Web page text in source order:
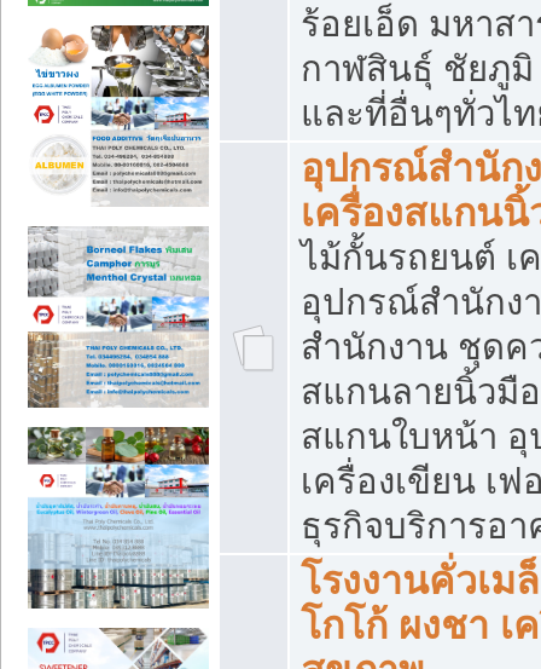
ร้อยเอ็ด มหาส
กาฬสินธุ์ ชัยภู
และที่อื่นๆทั่วไ
อุปกรณ์สำนัก
เครื่องสแกนนิ้
ไม้กั้นรถยนต์ เ
อุปกรณ์สำนักง
สำนักงาน ชุดค
สแกนลายนิ้วมื
สแกนใบหน้า
เครื่องเขียน เ
ธุรกิจบริการอ
โรงงานคั่วเม
โกโก้ ผงชา เ